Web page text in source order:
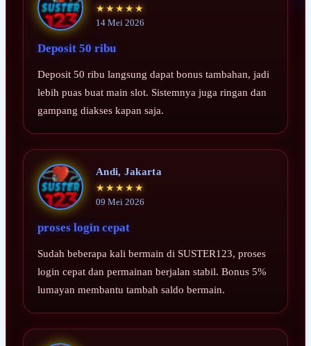
★★★★★
14 Mei 2026
Deposit 50 ribu
Deposit 50 ribu langsung dapat bonus tambahan, jadi
lebih puas buat main slot. Sistemnya juga ringan dan
gampang diakses kapan saja.
Andi, Jakarta
★★★★★
09 Mei 2026
proses login cepat
Sudah beberapa kali bermain di SUSTER123, proses
login cepat dan permainan berjalan stabil. Bonus 5%
lumayan membantu tambah saldo bermain.